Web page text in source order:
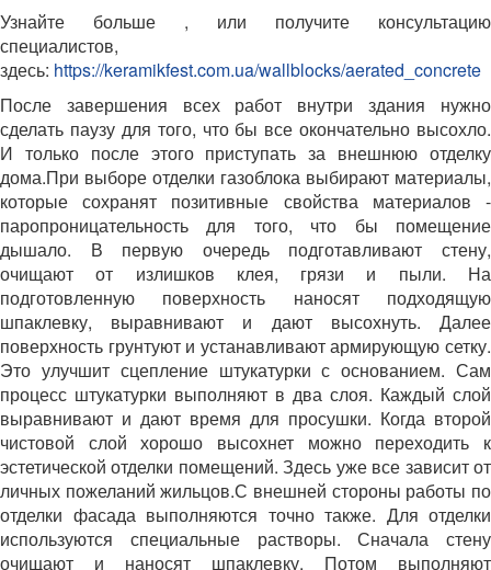
Узнайте больше , или получите консультацию
специалистов,
здесь: https://keramikfest.com.ua/wallblocks/aerated_concrete
После завершения всех работ внутри здания нужно
сделать паузу для того, что бы все окончательно высохло.
И только после этого приступать за внешнюю отделку
дома.При выборе отделки газоблока выбирают материалы,
которые сохранят позитивные свойства материалов -
паропроницательность для того, что бы помещение
дышало. В первую очередь подготавливают стену,
очищают от излишков клея, грязи и пыли. На
подготовленную поверхность наносят подходящую
шпаклевку, выравнивают и дают высохнуть. Далее
поверхность грунтуют и устанавливают армирующую сетку.
Это улучшит сцепление штукатурки с основанием. Сам
процесс штукатурки выполняют в два слоя. Каждый слой
выравнивают и дают время для просушки. Когда второй
чистовой слой хорошо высохнет можно переходить к
эстетической отделки помещений. Здесь уже все зависит от
личных пожеланий жильцов.С внешней стороны работы по
отделки фасада выполняются точно также. Для отделки
используются специальные растворы. Сначала стену
очищают и наносят шпаклевку. Потом выполняют